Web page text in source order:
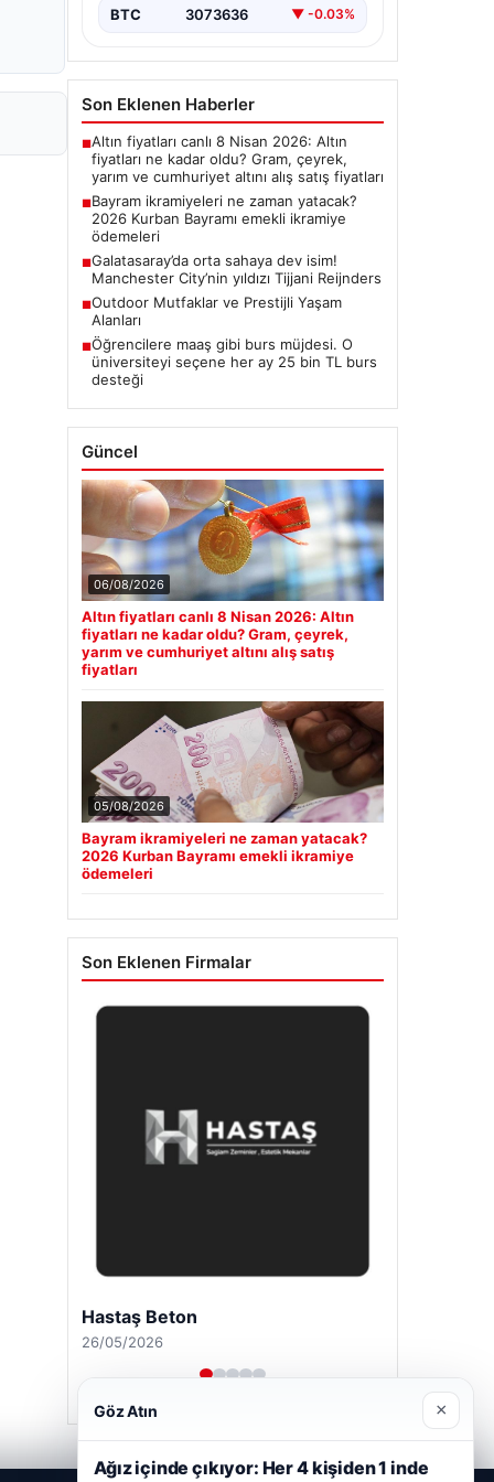
BTC 3073636 ▼ -0.03%
Son Eklenen Haberler
■Altın fiyatları canlı 8 Nisan 2026: Altın
fiyatları ne kadar oldu? Gram, çeyrek,
yarım ve cumhuriyet altını alış satış fiyatları
■Bayram ikramiyeleri ne zaman yatacak?
2026 Kurban Bayramı emekli ikramiye
ödemeleri
■Galatasaray’da orta sahaya dev isim!
Manchester City’nin yıldızı Tijjani Reijnders
■Outdoor Mutfaklar ve Prestijli Yaşam
Alanları
■Öğrencilere maaş gibi burs müjdesi. O
üniversiteyi seçene her ay 25 bin TL burs
desteği
Güncel
06/08/2026
Altın fiyatları canlı 8 Nisan 2026: Altın
fiyatları ne kadar oldu? Gram, çeyrek,
yarım ve cumhuriyet altını alış satış
fiyatları
05/08/2026
Bayram ikramiyeleri ne zaman yatacak?
2026 Kurban Bayramı emekli ikramiye
ödemeleri
Son Eklenen Firmalar
Hastaş Beton
26/05/2026
Göz Atın ×
Ağız içinde çıkıyor: Her 4 kişiden 1 inde